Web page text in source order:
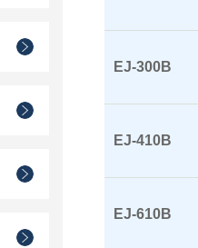
EJ-300B
EJ-410B
EJ-610B